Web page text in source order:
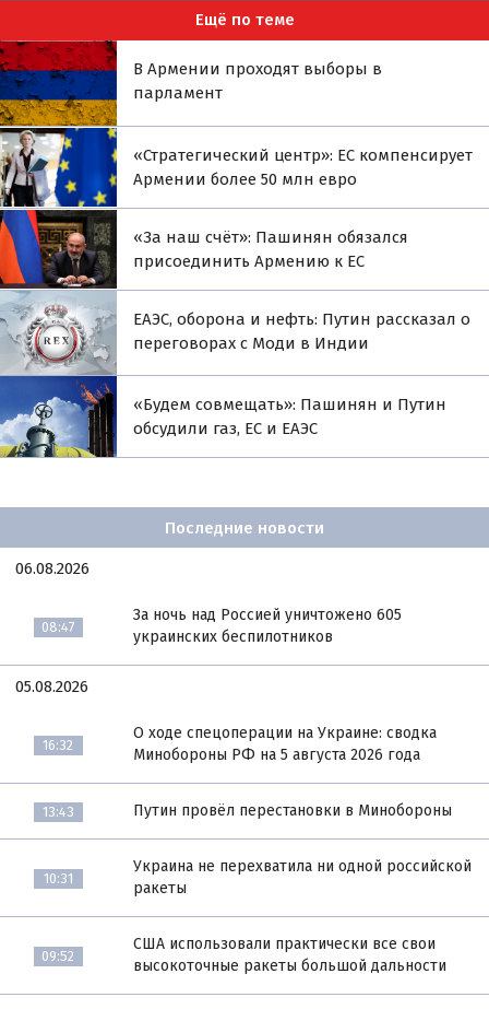
Ещё по теме
В Армении проходят выборы в
парламент
«Стратегический центр»: ЕС компенсирует
Армении более 50 млн евро
«За наш счёт»: Пашинян обязался
присоединить Армению к ЕС
ЕАЭС, оборона и нефть: Путин рассказал о
переговорах с Моди в Индии
«Будем совмещать»: Пашинян и Путин
обсудили газ, ЕС и ЕАЭС
Последние новости
06.08.2026
08:47
За ночь над Россией уничтожено 605
украинских беспилотников
05.08.2026
16:32
О ходе спецоперации на Украине: сводка
Минобороны РФ на 5 августа 2026 года
13:43 Путин провёл перестановки в Минобороны
10:31
Украина не перехватила ни одной российской
ракеты
09:52
США использовали практически все свои
высокоточные ракеты большой дальности